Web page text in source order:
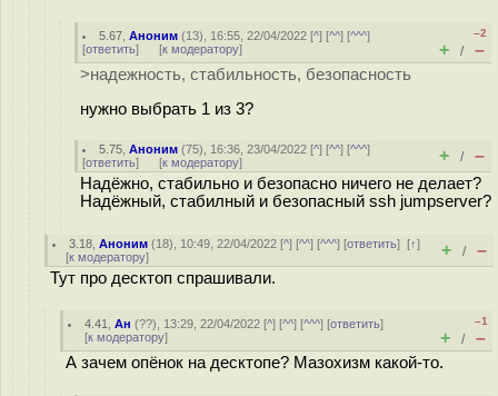
5.67 ,Аноним (13), 16:55, 22/04/2022 [^] [^^] [^^^]
[ответить] [к модератору]
–2
+ / –
>надежность, стабильность, безопасность
нужно выбрать 1 из 3?
5.75 ,Аноним (75), 16:36, 23/04/2022 [^] [^^] [^^^]
[ответить] [к модератору] + / –
Надёжно, стабильно и безопасно ничего не делает?
Надёжный, стабилный и безопасный ssh jumpserver?
3.18 ,Аноним (18), 10:49, 22/04/2022 [^] [^^] [^^^] [ответить][↑]
[к модератору] + / –
Тут про десктоп спрашивали.
4.41 ,Ан (??), 13:29, 22/04/2022 [^] [^^] [^^^] [ответить]
[к модератору]
–1
+ / –
А зачем опёнок на десктопе? Мазохизм какой-то.